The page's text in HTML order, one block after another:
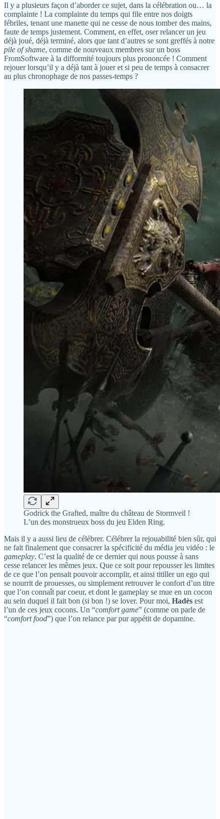
Il y a plusieurs façon d’aborder ce sujet, dans la célébration ou… la
complainte ! La complainte du temps qui file entre nos doigts
fébriles, tenant une manette qui ne cesse de nous tomber des mains,
faute de temps justement. Comment, en effet, oser relancer un jeu
déjà joué, déjà terminé, alors que tant d’autres se sont greffés à notre
pile of shame, comme de nouveaux membres sur un boss
FromSoftware à la difformité toujours plus prononcée ! Comment
rejouer lorsqu’il y a déjà tant à jouer et si peu de temps à consacrer
au plus chronophage de nos passes-temps ?
Godrick the Grafted, maître du château de Stormveil !
L’un des monstrueux boss du jeu Elden Ring.
Mais il y a aussi lieu de célébrer. Célébrer la rejouabilité bien sûr, qui
ne fait finalement que consacrer la spécificité du média jeu vidéo : le
gameplay. C’est la qualité de ce dernier qui nous pousse à sans
cesse relancer les mêmes jeux. Que ce soit pour repousser les limites
de ce que l’on pensait pouvoir accomplir, et ainsi titiller un ego qui
se nourrit de prouesses, ou simplement retrouver le confort d’un titre
que l’on connaît par coeur, et dont le gameplay se mue en un cocon
au sein duquel il fait bon (si bon !) se lover. Pour moi, Hadès est
l’un de ces jeux cocons. Un “comfort game” (comme on parle de
“comfort food”) que l’on relance par pur appétit de dopamine.